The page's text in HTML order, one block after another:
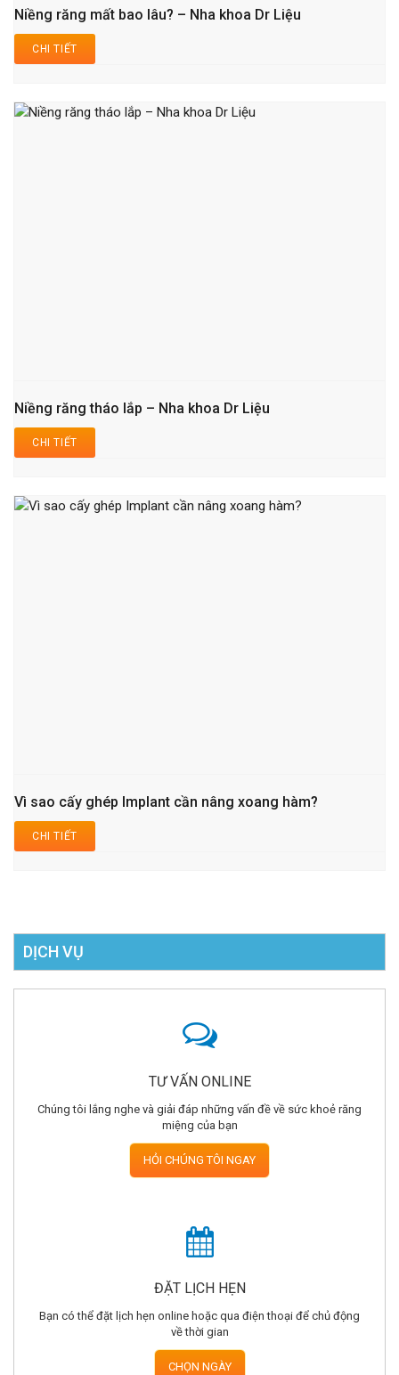
Niềng răng mất bao lâu? – Nha khoa Dr Liệu
CHI TIẾT
Niềng răng tháo lắp – Nha khoa Dr Liệu
CHI TIẾT
Vì sao cấy ghép Implant cần nâng xoang hàm?
CHI TIẾT
DỊCH VỤ
TƯ VẤN ONLINE
Chúng tôi lắng nghe và giải đáp những vấn đề về sức khoẻ răng
miệng của bạn
HỎI CHÚNG TÔI NGAY
ĐẶT LỊCH HẸN
Bạn có thể đặt lịch hẹn online hoặc qua điện thoại để chủ động
về thời gian
CHỌN NGÀY